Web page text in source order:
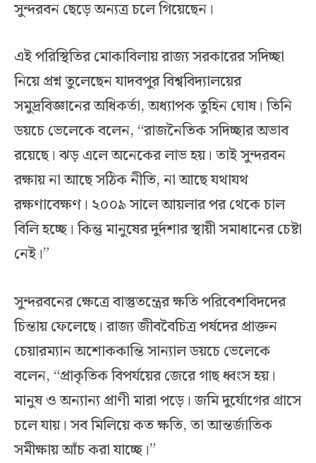
সুন্দরবন ছেড়ে অন্যত্র চলে গিয়েছেন।
এই পরিস্থিতির মোকাবিলায় রাজ্য সরকারের সদিচ্ছা
নিয়ে প্রশ্ন তুলেছেন যাদবপুর বিশ্ববিদ্যালয়ের
সমুদ্রবিজ্ঞানের অধিকর্তা, অধ্যাপক তুহিন ঘোষ। তিনি
ডয়চে ভেলেকে বলেন, “রাজনৈতিক সদিচ্ছার অভাব
রয়েছে। ঝড় এলে অনেকের লাভ হয়। তাই সুন্দরবন
রক্ষায় না আছে সঠিক নীতি, না আছে যথাযথ
রক্ষণাবেক্ষণ। ২০০৯ সালে আয়লার পর থেকে চাল
বিলি হচ্ছে। কিন্তু মানুষের দুর্দশার স্থায়ী সমাধানের চেষ্টা
নেই।”
সুন্দরবনের ক্ষেত্রে বাস্তুতন্ত্রের ক্ষতি পরিবেশবিদদের
চিন্তায় ফেলেছে। রাজ্য জীববৈচিত্র পর্ষদের প্রাক্তন
চেয়ারম্যান অশোককান্তি সান্যাল ডয়চে ভেলেকে
বলেন, “প্রাকৃতিক বিপর্যয়ের জেরে গাছ ধ্বংস হয়।
মানুষ ও অন্যান্য প্রাণী মারা পড়ে। জমি দুর্যোগের গ্রাসে
চলে যায়। সব মিলিয়ে কত ক্ষতি, তা আন্তর্জাতিক
সমীক্ষায় আঁচ করা যাচ্ছে।”